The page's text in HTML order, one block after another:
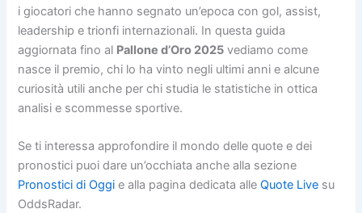
i giocatori che hanno segnato un’epoca con gol, assist,
leadership e trionfi internazionali. In questa guida
aggiornata fino al Pallone d’Oro 2025 vediamo come
nasce il premio, chi lo ha vinto negli ultimi anni e alcune
curiosità utili anche per chi studia le statistiche in ottica
analisi e scommesse sportive.
Se ti interessa approfondire il mondo delle quote e dei
pronostici puoi dare un’occhiata anche alla sezione
Pronostici di Oggi e alla pagina dedicata alleQuote Live su
OddsRadar.